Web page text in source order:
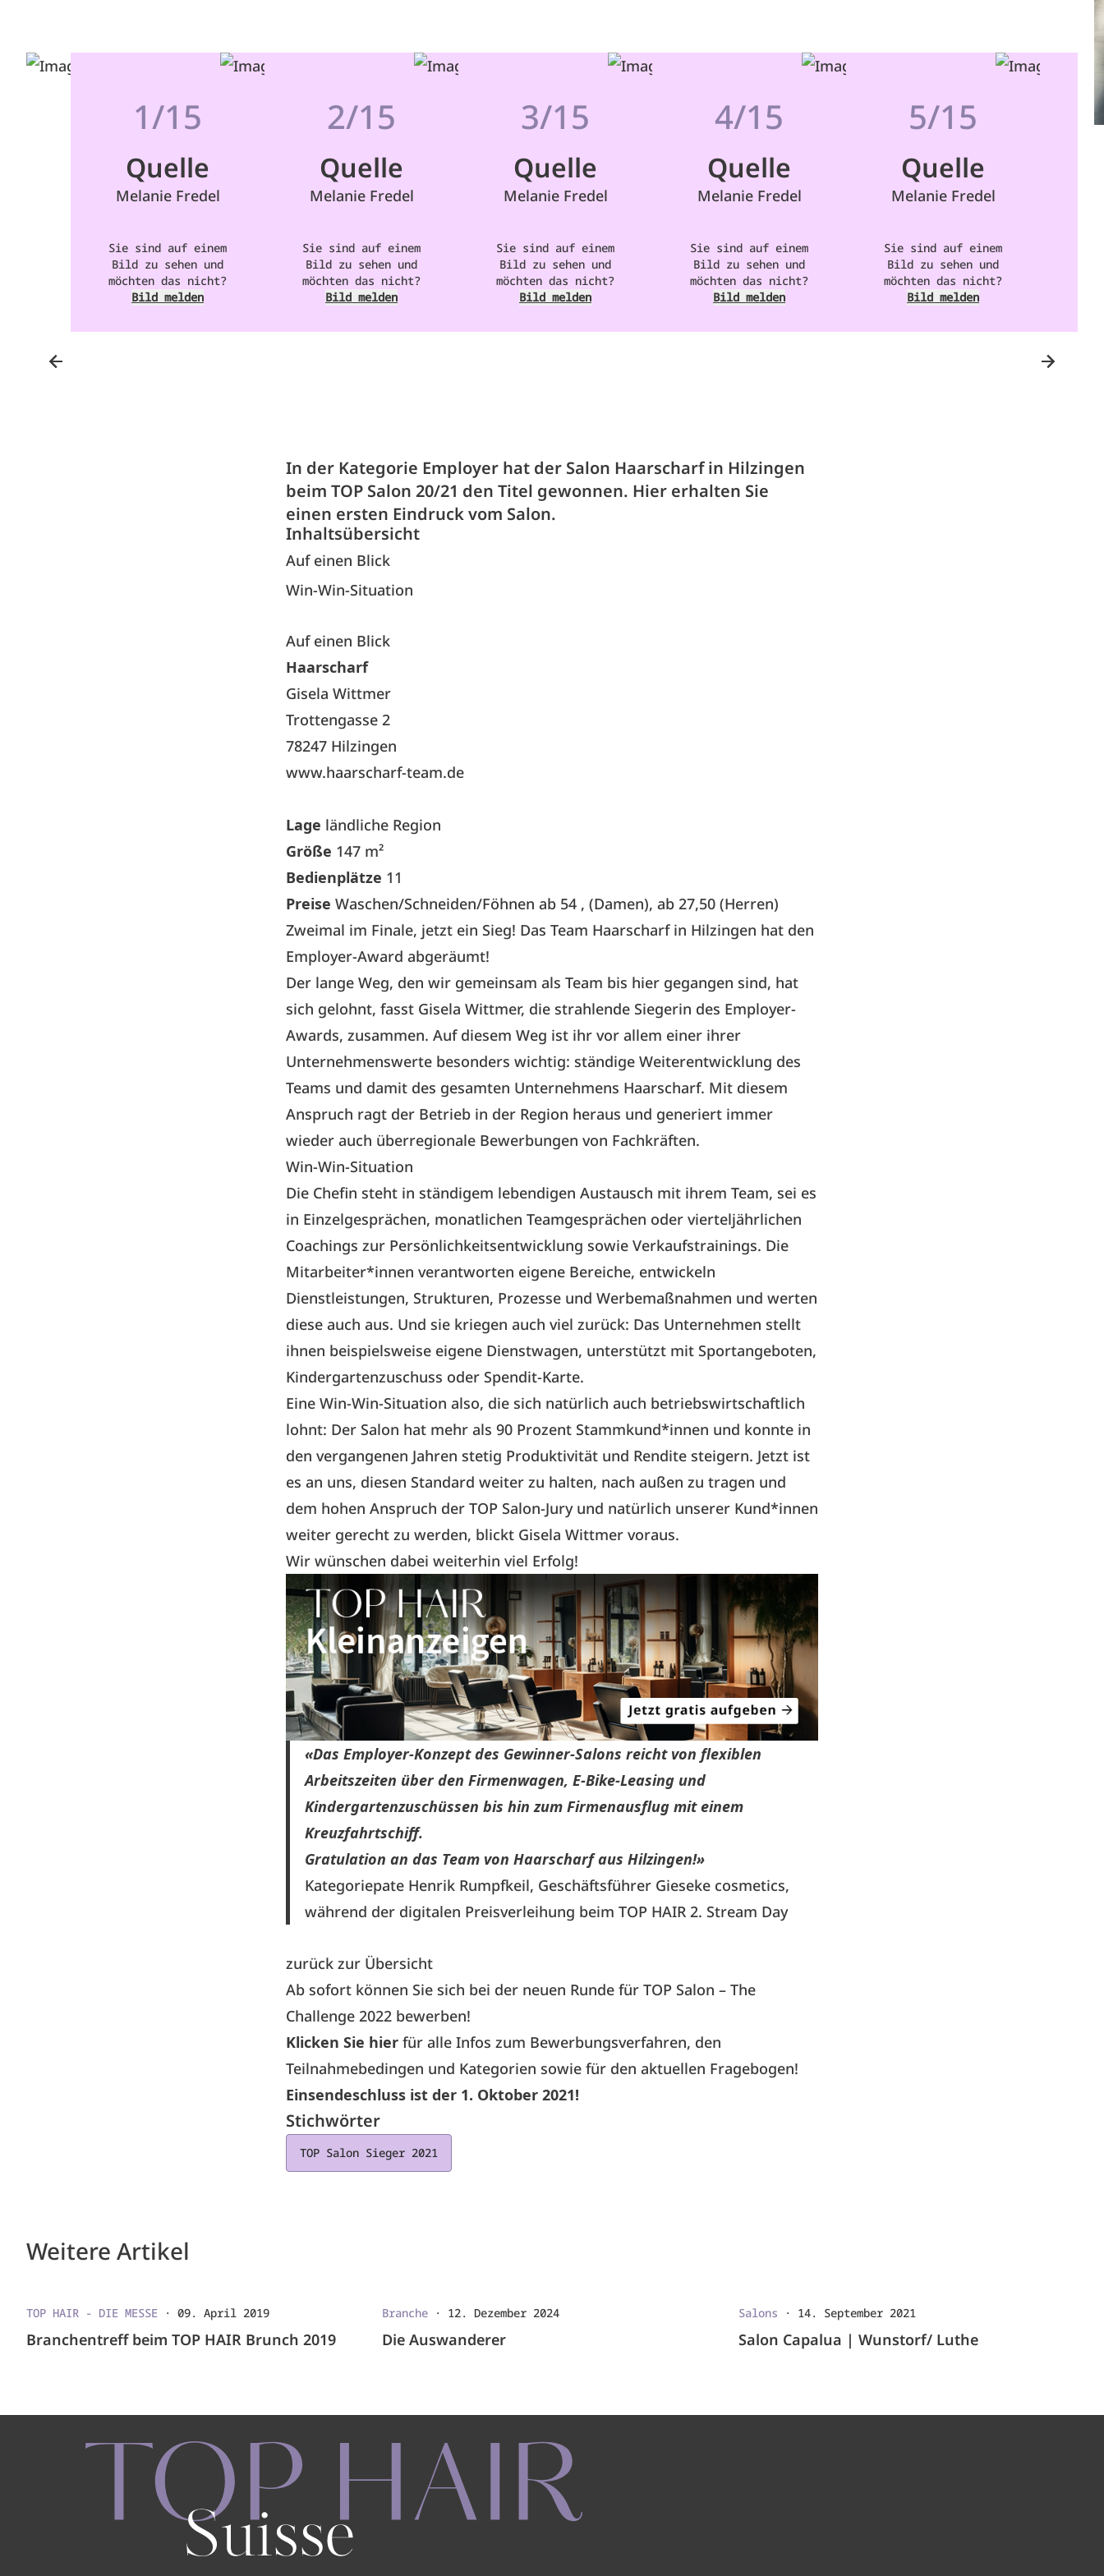
1/15
Quelle
Melanie Fredel
Sie sind auf einem
Bild zu sehen und
möchten das nicht?
Bild melden
2/15
Quelle
Melanie Fredel
Sie sind auf einem
Bild zu sehen und
möchten das nicht?
Bild melden
3/15
Quelle
Melanie Fredel
Sie sind auf einem
Bild zu sehen und
möchten das nicht?
Bild melden
4/15
Quelle
Melanie Fredel
Sie sind auf einem
Bild zu sehen und
möchten das nicht?
Bild melden
5/15
Quelle
Melanie Fredel
Sie sind auf einem
Bild zu sehen und
möchten das nicht?
Bild melden
In der Kategorie Employer hat der Salon Haarscharf in Hilzingen
beim TOP Salon 20/21 den Titel gewonnen. Hier erhalten Sie
einen ersten Eindruck vom Salon.
Inhaltsübersicht
Auf einen Blick
Win-Win-Situation
Auf einen Blick
Haarscharf
Gisela Wittmer
Trottengasse 2
78247 Hilzingen
www.haarscharf-team.de
Lage ländliche Region
Größe 147 m²
Bedienplätze 11
Preise Waschen/Schneiden/Föhnen ab 54 , (Damen), ab 27,50 (Herren)
Zweimal im Finale, jetzt ein Sieg! Das Team Haarscharf in Hilzingen hat den
Employer-Award abgeräumt!
Der lange Weg, den wir gemeinsam als Team bis hier gegangen sind, hat
sich gelohnt, fasst Gisela Wittmer, die strahlende Siegerin des Employer-
Awards, zusammen. Auf diesem Weg ist ihr vor allem einer ihrer
Unternehmenswerte besonders wichtig: ständige Weiterentwicklung des
Teams und damit des gesamten Unternehmens Haarscharf. Mit diesem
Anspruch ragt der Betrieb in der Region heraus und generiert immer
wieder auch überregionale Bewerbungen von Fachkräften.
Win-Win-Situation
Die Chefin steht in ständigem lebendigen Austausch mit ihrem Team, sei es
in Einzelgesprächen, monatlichen Teamgesprächen oder vierteljährlichen
Coachings zur Persönlichkeitsentwicklung sowie Verkaufstrainings. Die
Mitarbeiter*innen verantworten eigene Bereiche, entwickeln
Dienstleistungen, Strukturen, Prozesse und Werbemaßnahmen und werten
diese auch aus. Und sie kriegen auch viel zurück: Das Unternehmen stellt
ihnen beispielsweise eigene Dienstwagen, unterstützt mit Sportangeboten,
Kindergartenzuschuss oder Spendit-Karte.
Eine Win-Win-Situation also, die sich natürlich auch betriebswirtschaftlich
lohnt: Der Salon hat mehr als 90 Prozent Stammkund*innen und konnte in
den vergangenen Jahren stetig Produktivität und Rendite steigern. Jetzt ist
es an uns, diesen Standard weiter zu halten, nach außen zu tragen und
dem hohen Anspruch der TOP Salon-Jury und natürlich unserer Kund*innen
weiter gerecht zu werden, blickt Gisela Wittmer voraus.
Wir wünschen dabei weiterhin viel Erfolg!
«Das Employer-Konzept des Gewinner-Salons reicht von flexiblen
Arbeitszeiten über den Firmenwagen, E-Bike-Leasing und
Kindergartenzuschüssen bis hin zum Firmenausflug mit einem
Kreuzfahrtschiff.
Gratulation an das Team von Haarscharf aus Hilzingen!»
Kategoriepate Henrik Rumpfkeil, Geschäftsführer Gieseke cosmetics,
während der digitalen Preisverleihung beim TOP HAIR 2. Stream Day
zurück zur Übersicht
Ab sofort können Sie sich bei der neuen Runde für TOP Salon – The
Challenge 2022 bewerben!
Klicken Sie hier für alle Infos zum Bewerbungsverfahren, den
Teilnahmebedingen und Kategorien sowie für den aktuellen Fragebogen!
Einsendeschluss ist der 1. Oktober 2021!
Stichwörter
TOP Salon Sieger 2021
Weitere Artikel
TOP HAIR - DIE MESSE · 09. April 2019
Branchentreff beim TOP HAIR Brunch 2019
Branche · 12. Dezember 2024
Die Auswanderer
Salons · 14. September 2021
Salon Capalua | Wunstorf/ Luthe